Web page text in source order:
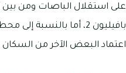
بافيليون 2، أما
اعتماد البعض الآخر من